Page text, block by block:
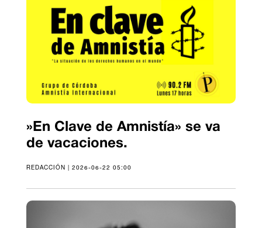
»En Clave de Amnistía» se va
de vacaciones.
REDACCIÓN | 2026-06-22 05:00